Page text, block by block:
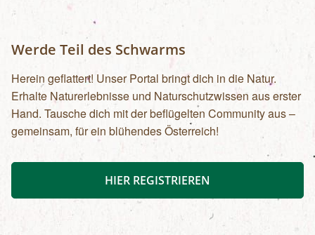
Werde Teil des Schwarms
Herein geflattert! Unser Portal bringt dich in die Natur.
Erhalte Naturerlebnisse und Naturschutzwissen aus erster
Hand. Tausche dich mit der beflügelten Community aus –
gemeinsam, für ein blühendes Österreich!
HIER REGISTRIEREN